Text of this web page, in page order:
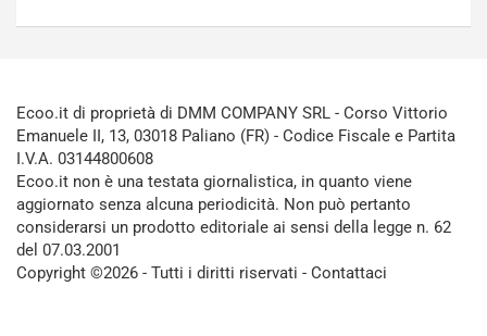
Ecoo.it di proprietà di DMM COMPANY SRL - Corso Vittorio
Emanuele II, 13, 03018 Paliano (FR) - Codice Fiscale e Partita
I.V.A. 03144800608
Ecoo.it non è una testata giornalistica, in quanto viene
aggiornato senza alcuna periodicità. Non può pertanto
considerarsi un prodotto editoriale ai sensi della legge n. 62
del 07.03.2001
Copyright ©2026 - Tutti i diritti riservati - Contattaci